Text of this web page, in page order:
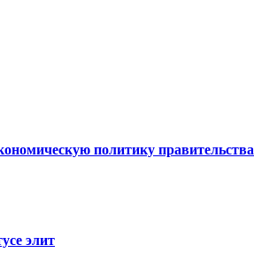
политику правительства
элит